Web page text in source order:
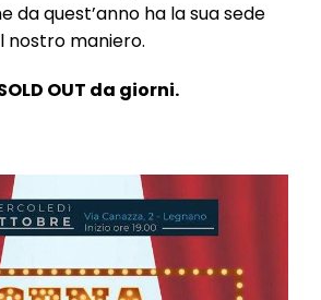
da quest’anno ha la sua sede
nostro maniero.
OUT da giorni.